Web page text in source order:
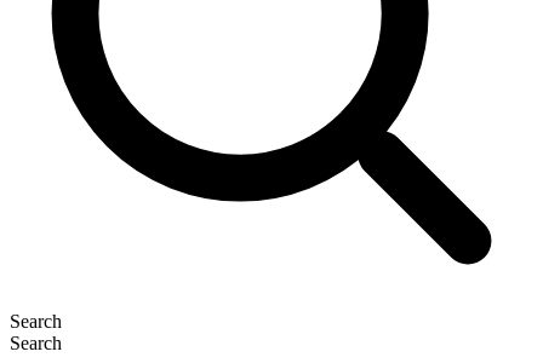
Search
Search